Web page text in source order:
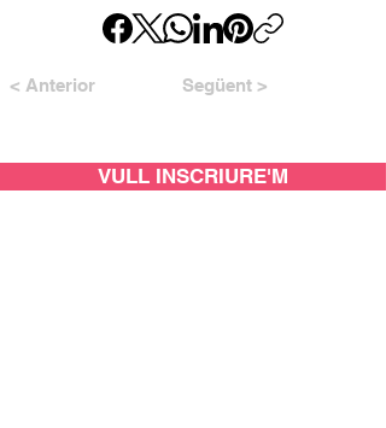
< Anterior Següent >
VULL INSCRIURE'M